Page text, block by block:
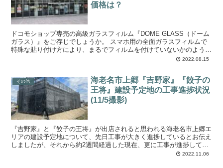
価格は？
ドコモショップ専売の高級ガラスフィルム『DOME GLASS（ドーム
ガラス）』をご存じでしょうか。 スマホ用の全面ガラスフィルムで
特殊な貼り付け方により、まるでフィルムを付けていないかのような
2022.08.15
その他
海老名市上郷『吉野家』『餃子の
王将』建設予定地の工事進捗状況
(11/5撮影)
『吉野家』と『餃子の王将』が出店されると思われる海老名市上郷エ
リアの建設予定地について、先日工事が大きく進捗しているとお伝え
しましたが、それから約2週間経過した現在、更に工事が進捗してい
2022.11.06